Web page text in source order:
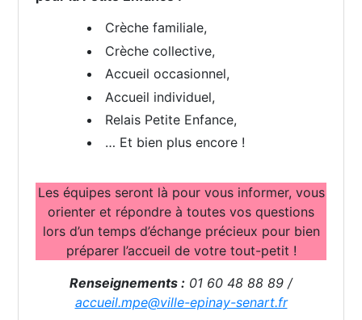
Crèche familiale,
Crèche collective,
Accueil occasionnel,
Accueil individuel,
Relais Petite Enfance,
… Et bien plus encore !
Les équipes seront là pour vous informer, vous
orienter et répondre à toutes vos questions
lors d’un temps d’échange précieux pour bien
préparer l’accueil de votre tout-petit !
Renseignements : 01 60 48 88 89 /
accueil.mpe@ville-epinay-senart.fr